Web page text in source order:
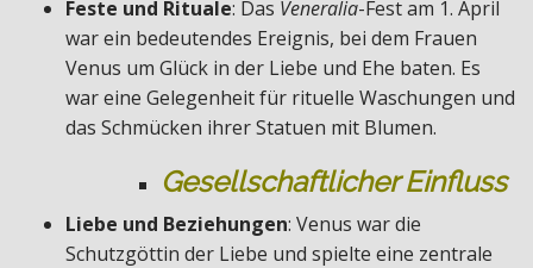
Feste und Rituale: Das Veneralia-Fest am 1. April
war ein bedeutendes Ereignis, bei dem Frauen
Venus um Glück in der Liebe und Ehe baten. Es
war eine Gelegenheit für rituelle Waschungen und
das Schmücken ihrer Statuen mit Blumen.
Gesellschaftlicher Einfluss
Liebe und Beziehungen: Venus war die
Schutzgöttin der Liebe und spielte eine zentrale